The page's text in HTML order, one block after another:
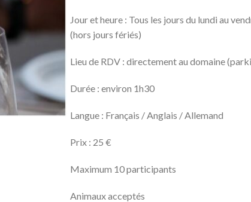
Jour et heure : Tous les jours du lundi au
(hors jours fériés)
Lieu de RDV : directement au domaine
Durée : environ 1h30
Langue : Français / Anglais / Allemand
Prix : 25 €
Maximum 10 participants
Animaux acceptés